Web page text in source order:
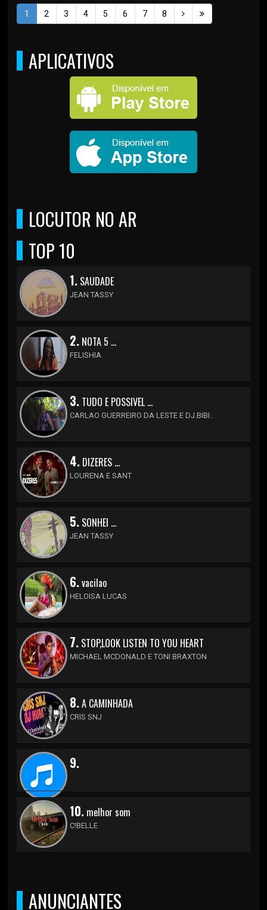
1 2 3 4 5 6 7 8
APLICATIVOS
LOCUTOR NO AR
TOP 10
1. SAUDADE
JEAN TASSY
2. NOTA 5 ...
FELISHIA
3. TUDO E POSSIVEL ...
CARLAO GUERREIRO DA LESTE E DJ.BIBI..
4. DIZERES ...
LOURENA E SANT
5. SONHEI ...
JEAN TASSY
6.vacilao
HELOISA LUCAS
7. STOP,LOOK LISTEN TO YOU HEART
MICHAEL MCDONALD E TONI BRAXTON
8.A CAMINHADA
CRIS SNJ
9.
10. melhor som
C!BELLE
ANUNCIANTES